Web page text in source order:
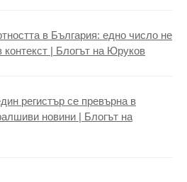
в България: едно число не
контекст | Блогът на Юруков
регистър се превърна в
новини | Блогът на